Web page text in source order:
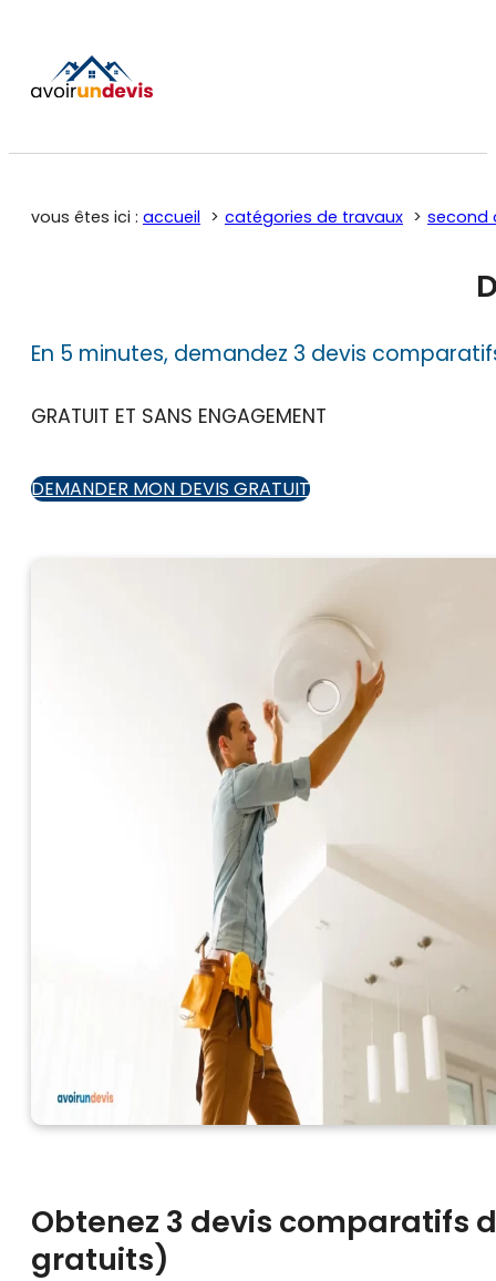
vous êtes ici : accueil catégories de travaux second
En 5 minutes, demandez 3 devis
GRATUIT ET SANS ENGAGEMENT
DEMANDER MON DEVIS GRATUIT
Obtenez 3 devis comparatifs
gratuits)